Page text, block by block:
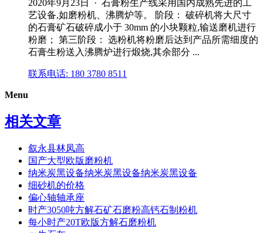
2020年9月23日 · 石膏粉生产线采用国内成熟先进的工
艺设备,如磨粉机、沸腾炉等。 阶段： 破碎机将大尺寸
的石膏矿石破碎成小于 30mm 的小块颗粒,输送磨机进行
粉磨； 第三阶段： 选粉机将粉磨后达到产品所需细度的
石膏生粉送入沸腾炉进行煅烧,其余部分 ...
联系电话: 180 3780 8511
Menu
相关文章
叙永县林凤高
国产大型欧版磨粉机
纳米炭黑设备纳米炭黑设备纳米炭黑设备
细砂机的价格
偏心轴轴承座
时产3050吨方解石矿石磨粉高钙石制粉机
每小时产20T欧版方解石磨粉机